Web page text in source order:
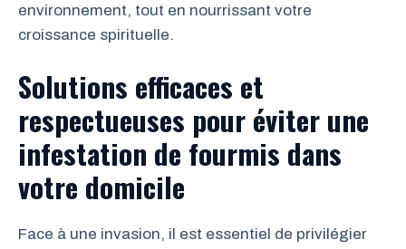
environnement, tout en nourrissant votre
croissance spirituelle.
Solutions efficaces et
respectueuses pour éviter une
infestation de fourmis dans
votre domicile
Face à une invasion, il est essentiel de privilégier